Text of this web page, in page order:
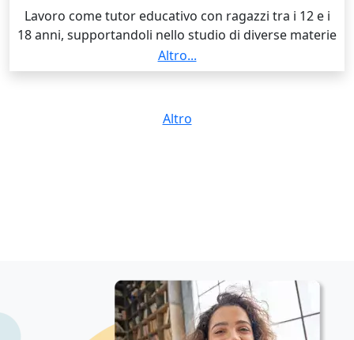
Lavoro come tutor educativo con ragazzi tra i 12 e i
18 anni, supportandoli nello studio di diverse materie
scolastiche e nello sviluppo di un metodo di studio
personalizzato ed efficace. Ho esperienza con
attenzione o apprendimento, e adatto sempre le
lezioni alle loro esigenze individuali, creando un
Altro...
Altro